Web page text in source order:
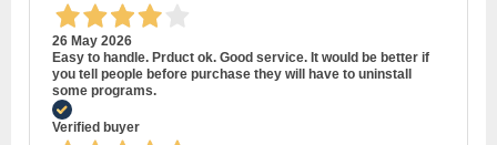
26 May 2026
Easy to handle. Prduct ok. Good service. It would be better if
you tell people before purchase they will have to uninstall
some programs.
Verified buyer